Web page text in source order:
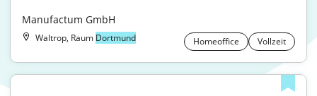
Manufactum GmbH
Waltrop, Raum Dortmund Homeoffice Vollzeit